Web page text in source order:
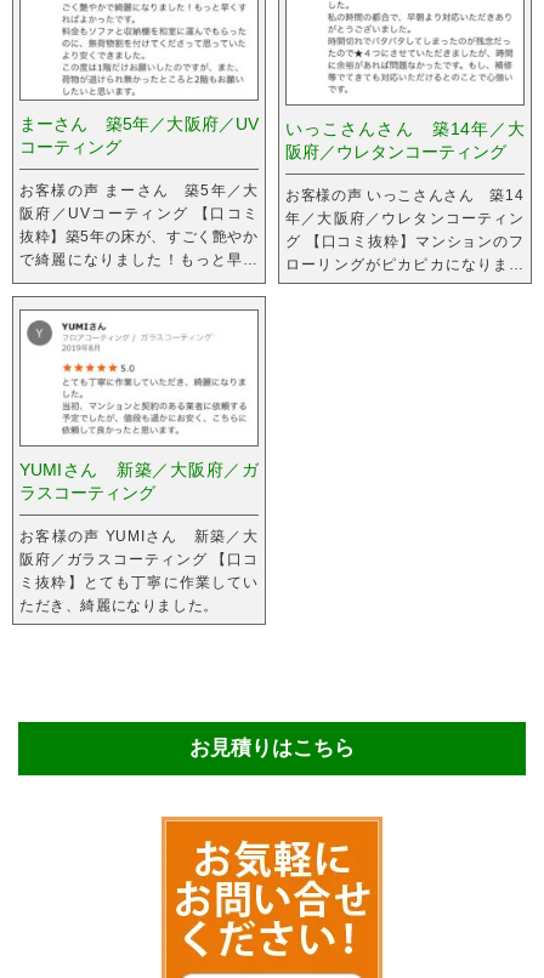
まーさん 築5年／大阪府／UV
コーティング
お客様の声 まーさん 築5年／大
阪府／UVコーティング 【口コミ
抜粋】築5年の床が、すごく艶やか
で綺麗になりました！もっと早く
すればよかったです。
いっこさんさん 築14年／大
阪府／ウレタンコーティング
お客様の声 いっこさんさん 築14
年／大阪府／ウレタンコーティン
グ 【口コミ抜粋】マンションのフ
ローリングがピカピカになりまし
た。
YUMIさん 新築／大阪府／ガ
ラスコーティング
お客様の声 YUMIさん 新築／大
阪府／ガラスコーティング 【口コ
ミ抜粋】とても丁寧に作業してい
ただき、綺麗になりました。
お見積りはこちら